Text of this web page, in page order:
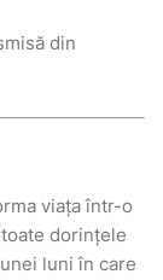
din
viața într-o
dorințele
luni în care